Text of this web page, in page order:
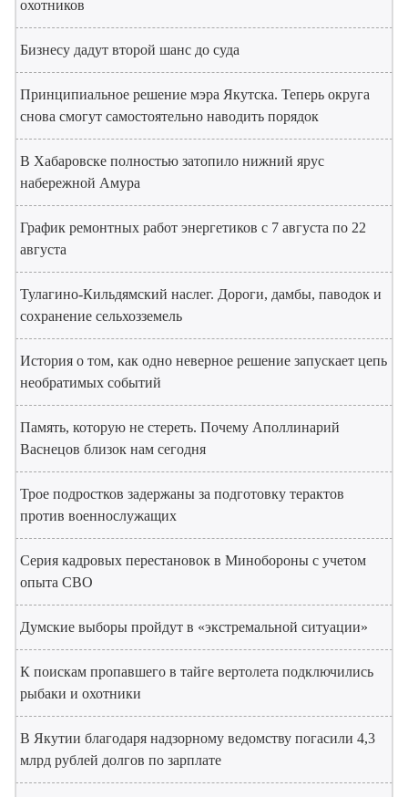
охотников
Бизнесу дадут второй шанс до суда
Принципиальное решение мэра Якутска. Теперь округа
снова смогут самостоятельно наводить порядок
В Хабаровске полностью затопило нижний ярус
набережной Амура
График ремонтных работ энергетиков с 7 августа по 22
августа
Тулагино-Кильдямский наслег. Дороги, дамбы, паводок и
сохранение сельхозземель
История о том, как одно неверное решение запускает цепь
необратимых событий
Память, которую не стереть. Почему Аполлинарий
Васнецов близок нам сегодня
Трое подростков задержаны за подготовку терактов
против военнослужащих
Серия кадровых перестановок в Минобороны с учетом
опыта СВО
Думские выборы пройдут в «экстремальной ситуации»
К поискам пропавшего в тайге вертолета подключились
рыбаки и охотники
В Якутии благодаря надзорному ведомству погасили 4,3
млрд рублей долгов по зарплате